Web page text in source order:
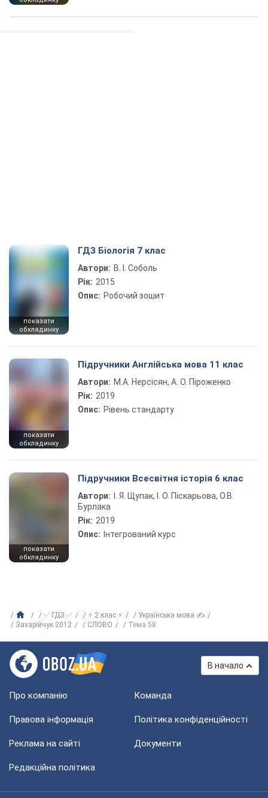
показати
обкладинку
ГДЗ Біологія 7 клас
Автори: В. І. Соболь
Рік: 2015
Опис: Робочий зошит
показати
обкладинку
Підручники Англійська мова 11 клас
Автори: М.А. Нерсісян, А. О. Піроженко
Рік: 2019
Опис: Рівень стандарту
показати
обкладинку
Підручники Всесвітня історія 6 клас
Автори:
І. Я. Щупак, І. О. Піскарьова, О.В.
Бурлака
Рік: 2019
Опис: Інтегрований курс
✅ ГДЗ ✅ ⚡ 2 клас ⚡
Українська мова ✍
Захарійчук 2012
СЛОВО Тема 58
В начало
Про компанію Команда
Правова інформація Політика конфіденційності
Реклама на сайті Документи
Редакційна політика